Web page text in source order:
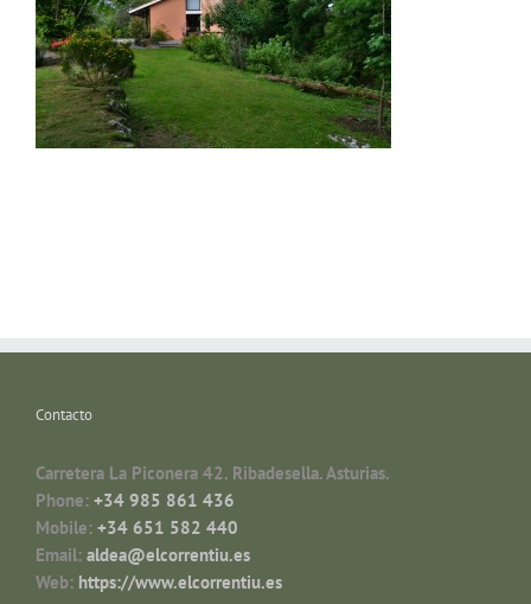
Contacto
Carretera La Piconera 42. Ribadesella. Asturias.
Phone: +34 985 861 436
Mobile: +34 651 582 440
Email: aldea@elcorrentiu.es
Web: https://www.elcorrentiu.es